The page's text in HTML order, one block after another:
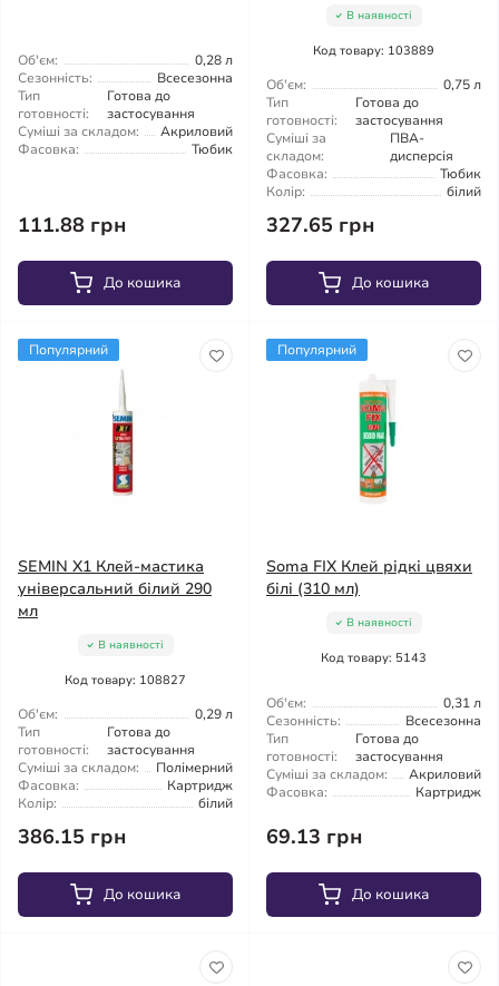
Об'єм:
0,28 л
Сезонність:
Всесезонна
Тип
готовності:
Готова до
застосування
Суміші за складом:
Акриловий
Фасовка:
Тюбик
111.88 грн
До кошика
В наявності
Код товару: 103889
Об'єм:
0,75 л
Тип
готовності:
Готова до
застосування
Суміші за
складом:
ПВА-
дисперсія
Фасовка:
Тюбик
Колір:
білий
327.65 грн
До кошика
Популярний
SEMIN X1 Клей-мастика
універсальний білий 290
мл
В наявності
Код товару: 108827
Об'єм:
0,29 л
Тип
готовності:
Готова до
застосування
Суміші за складом:
Полімерний
Фасовка:
Картридж
Колір:
білий
386.15 грн
До кошика
Популярний
Soma FIX Клей рідкі цвяхи
білі (310 мл)
В наявності
Код товару: 5143
Об'єм:
0,31 л
Сезонність:
Всесезонна
Тип
готовності:
Готова до
застосування
Суміші за складом:
Акриловий
Фасовка:
Картридж
69.13 грн
До кошика